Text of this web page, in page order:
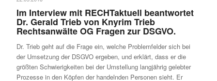
Im Interview mit RECHTaktuell beantwortet
Dr. Gerald Trieb von Knyrim Trieb
Rechtsanwälte OG Fragen zur DSGVO.
Dr. Trieb geht auf die Frage ein, welche Problemfelder sich bei
der Umsetzung der DSGVO ergeben, und erklärt, dass er die
größten Schwierigkeiten bei der Umstellung langjährig gelebter
Prozesse in den Köpfen der handelnden Personen sieht. Er